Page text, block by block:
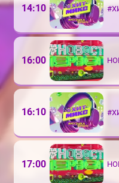
14:10
16:00
16:10
17:00